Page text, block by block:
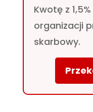
Kwotę z
organizacji
skarbowy.